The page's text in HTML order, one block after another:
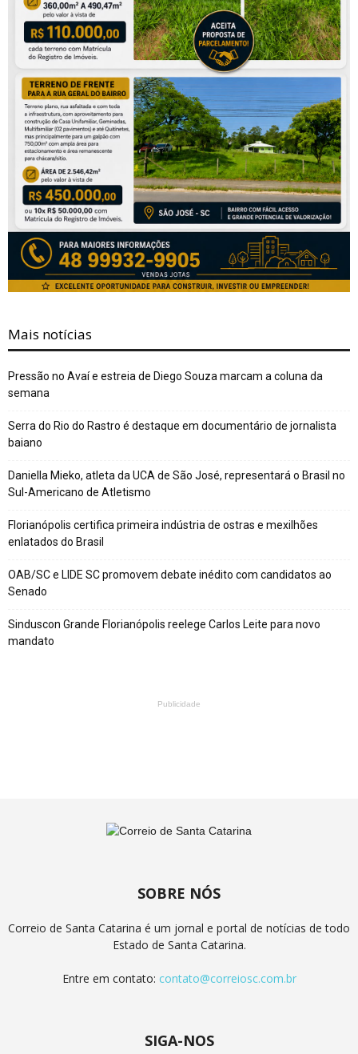
Mais notícias
Pressão no Avaí e estreia de Diego Souza marcam a coluna da
semana
Serra do Rio do Rastro é destaque em documentário de jornalista
baiano
Daniella Mieko, atleta da UCA de São José, representará o Brasil no
Sul-Americano de Atletismo
Florianópolis certifica primeira indústria de ostras e mexilhões
enlatados do Brasil
OAB/SC e LIDE SC promovem debate inédito com candidatos ao
Senado
Sinduscon Grande Florianópolis reelege Carlos Leite para novo
mandato
Publicidade
SOBRE NÓS
Correio de Santa Catarina é um jornal e portal de notícias de todo
Estado de Santa Catarina.
Entre em contato: contato@correiosc.com.br
SIGA-NOS